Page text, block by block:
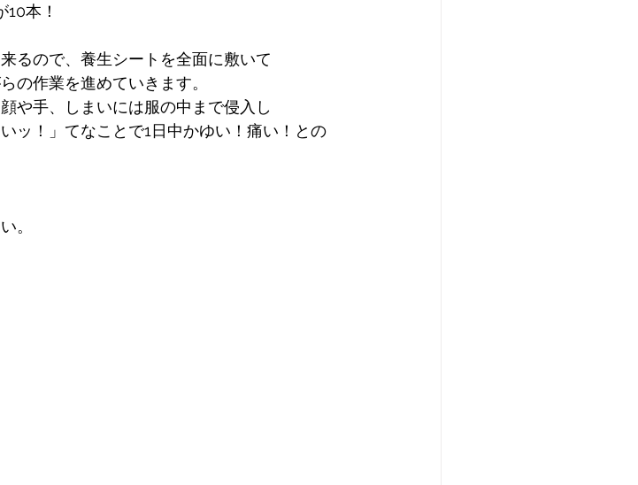
本！
るので、養生シートを全面に敷いて
の作業を進めていきます。
や手、しまいには服の中まで侵入し
ッ！」てなことで1日中かゆい！痛い！との
。